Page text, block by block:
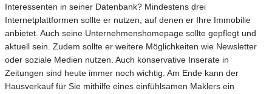
Interessenten in seiner Datenbank? Mindestens drei
Internetplattformen sollte er nutzen, auf denen er Ihre Immobilie
anbietet. Auch seine Unternehmenshomepage sollte gepflegt und
aktuell sein. Zudem sollte er weitere Möglichkeiten wie Newsletter
oder soziale Medien nutzen. Auch konservative Inserate in
Zeitungen sind heute immer noch wichtig. Am Ende kann der
Hausverkauf für Sie mithilfe eines einfühlsamen Maklers ein